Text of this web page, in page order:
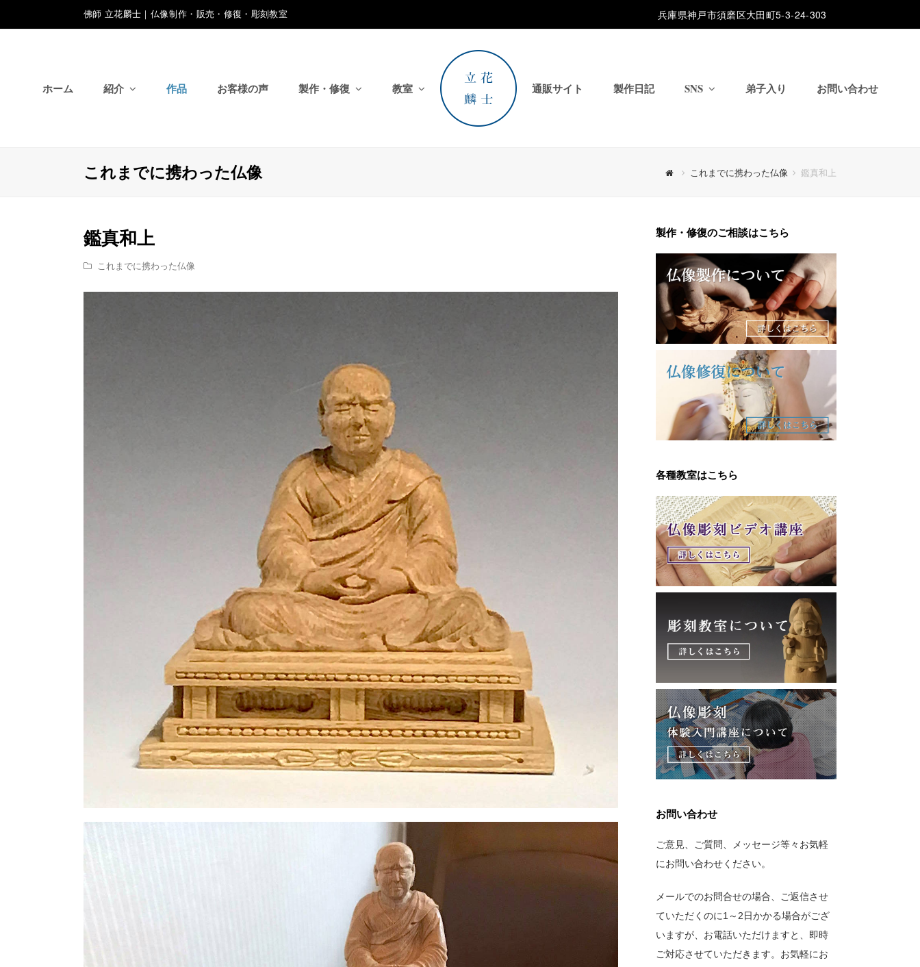
佛師 立花麟士｜仏像制作・販売・修復・彫刻教室 兵庫県神戸市須磨区大田町5-3-24-303
ホーム 紹介 作品 お客様の声 製作・修復 教室 通販サイト 製作日記 SNS 弟子入り お問い合わせ
これまでに携わった仏像 これまでに携わった仏像 鑑真和上
鑑真和上
これまでに携わった仏像
製作・修復のご相談はこちら
各種教室はこちら
お問い合わせ
ご意見、ご質問、メッセージ等々お気軽
にお問い合わせください。
メールでのお問合せの場合、ご返信させ
ていただくのに1～2日かかる場合がござ
いますが、お電話いただけますと、即時
ご対応させていただきます。お気軽にお